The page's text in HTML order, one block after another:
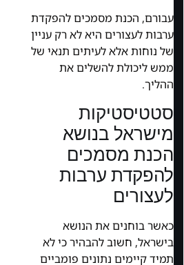
עבורם, הכנת מסמכים להפקדת
ערבות לעצורים היא לא רק עניין
של נוחות אלא לעיתים תנאי של
ממש ליכולת להשלים את
ההליך.
סטטיסטיקות
מישראל בנושא
הכנת מסמכים
להפקדת ערבות
לעצורים
כאשר בוחנים את הנושא
בישראל, חשוב להבהיר כי לא
תמיד קיימים נתונים פומביים